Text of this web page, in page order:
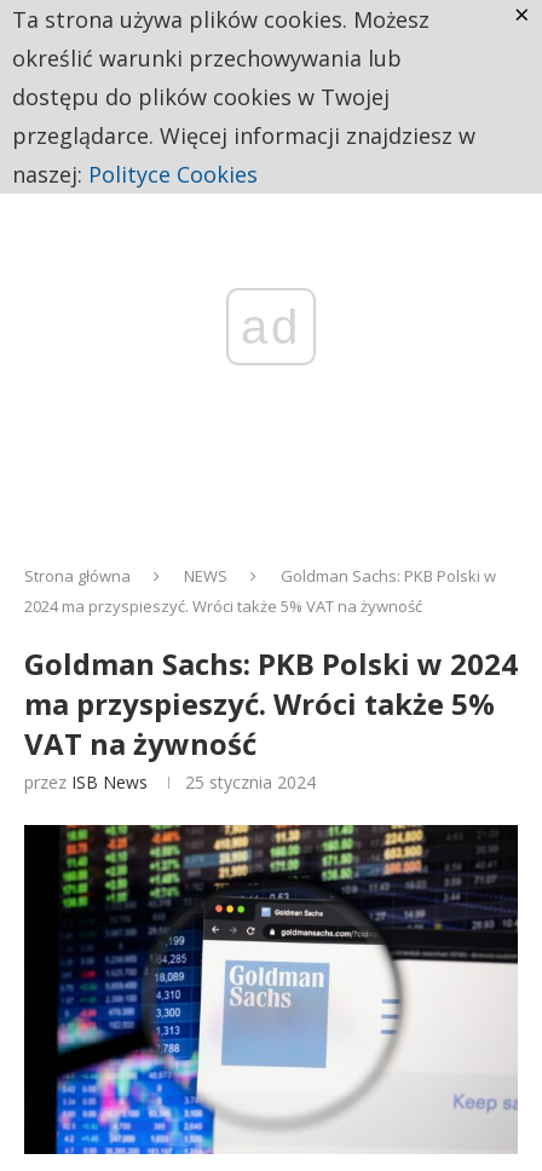
ad
Strona główna NEWS
Goldman Sachs: PKB Polski w
2024 ma przyspieszyć. Wróci także 5% VAT na żywność
Goldman Sachs: PKB Polski w 2024
ma przyspieszyć. Wróci także 5%
VAT na żywność
przez ISB News 25 stycznia 2024
Ta strona używa plików cookies. Możesz
określić warunki przechowywania lub
dostępu do plików cookies w Twojej
przeglądarce. Więcej informacji znajdziesz w
naszej: Polityce Cookies
×